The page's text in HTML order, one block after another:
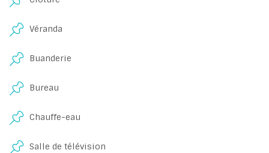
Véranda
Buanderie
Bureau
Chauffe-eau
Salle de télévision